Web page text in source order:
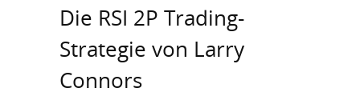
Die RSI 2P Trading-
Strategie von Larry
Connors